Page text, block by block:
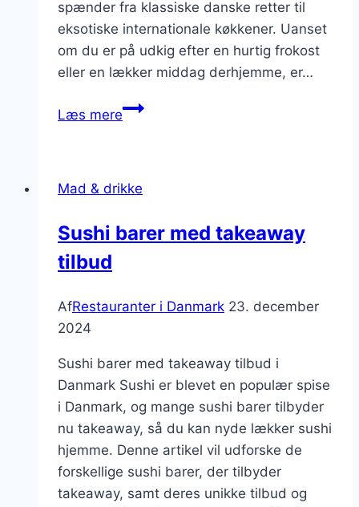
spænder fra klassiske danske retter til
eksotiske internationale køkkener. Uanset
om du er på udkig efter en hurtig frokost
eller en lækker middag derhjemme, er…
Læs mereTakeaway
bedste
at
Mad & drikke
Sushi barer med takeaway
tilbud
AfRestauranter i Danmark 23. december
2024
Sushi barer med takeaway tilbud i
Danmark Sushi er blevet en populær spise
i Danmark, og mange sushi barer tilbyder
nu takeaway, så du kan nyde lækker sushi
hjemme. Denne artikel vil udforske de
forskellige sushi barer, der tilbyder
takeaway, samt deres unikke tilbud og